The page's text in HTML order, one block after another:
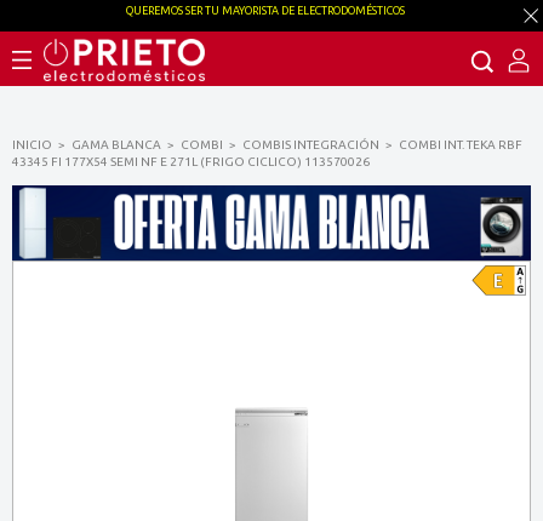
INICIO GAMA BLANCA COMBI COMBIS INTEGRACIÓN
COMBI INT. TEKA RBF
43345 FI 177X54 SEMI NF E 271L (FRIGO CICLICO) 113570026
QUEREMOS SER TU MAYORISTA DE ELECTRODOMÉSTICOS